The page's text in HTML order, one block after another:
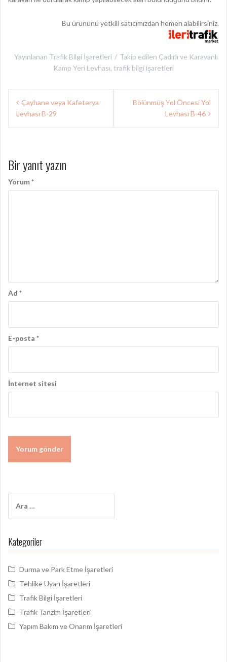
Bu ürününü yetkili satıcımızdan hemen alabilirsiniz.
Yayınlanan Trafik Bilgi İşaretleri Takip edilen Çadırlı ve Karavanlı
Kamp Yeri Levhası, trafik bilgi işaretleri
Yazı
gezinmesi
Çayhane veya Kafeterya
Levhası B-29
Bölünmüş Yol Öncesi Yol
Levhası B-46
Bir yanıt yazın
Yorum*
Ad *
E-posta *
İnternet sitesi
Kategoriler
Durma ve Park Etme İşaretleri
Tehlike Uyarı İşaretleri
Trafik Bilgi İşaretleri
Trafik Tanzim İşaretleri
Yapım Bakım ve Onarım İşaretleri